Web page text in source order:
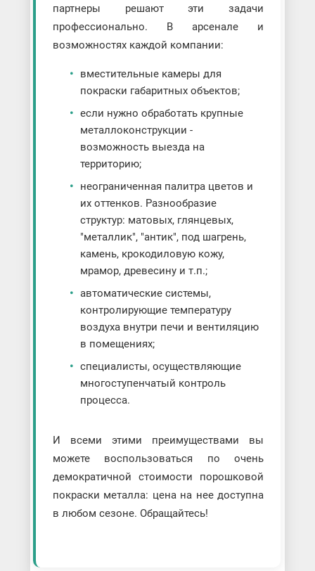
партнеры решают эти задачи
профессионально. В арсенале и
возможностях каждой компании:
вместительные камеры для
покраски габаритных объектов;
если нужно обработать крупные
металлоконструкции -
возможность выезда на
территорию;
неограниченная палитра цветов и
их оттенков. Разнообразие
структур: матовых, глянцевых,
"металлик", "антик", под шагрень,
камень, крокодиловую кожу,
мрамор, древесину и т.п.;
автоматические системы,
контролирующие температуру
воздуха внутри печи и вентиляцию
в помещениях;
специалисты, осуществляющие
многоступенчатый контроль
процесса.
И всеми этими преимуществами вы
можете воспользоваться по очень
демократичной стоимости порошковой
покраски металла: цена на нее доступна
в любом сезоне. Обращайтесь!